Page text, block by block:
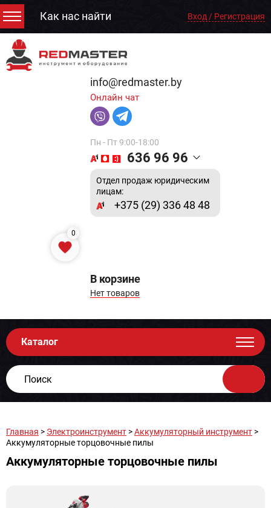
Как нас найти Вход / Регистрация
info@redmaster.by
Онлайн чат
Пн - Пт 9:00-18:00
636 96 96
Отдел продаж юридическим
лицам:
+375 (29) 336 48 48
0
В корзине
Нет товаров
Каталог
Главная > Электроинструмент >Аккумуляторный инструмент >
Аккумуляторные торцовочные пилы
Аккумуляторные торцовочные пилы